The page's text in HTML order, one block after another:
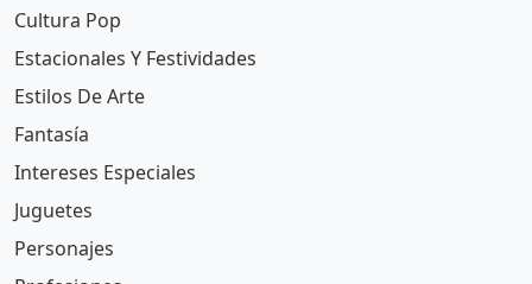
Cultura Pop
Estacionales Y Festividades
Estilos De Arte
Fantasía
Intereses Especiales
Juguetes
Personajes